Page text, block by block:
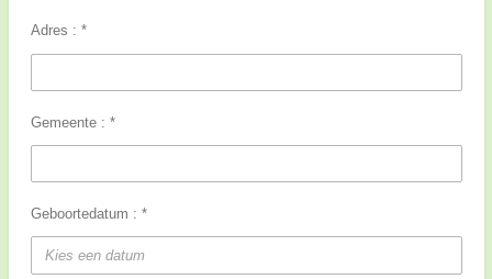
Adres : *
Gemeente : *
Geboortedatum : *